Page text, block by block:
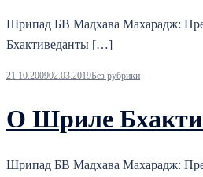
Шрипад БВ Мадхава Махарадж:
Бхактиведанты […]
21.10.200902.03.2019Без рубрики
О Шриле
Шрипад БВ Мадхава Махарадж: